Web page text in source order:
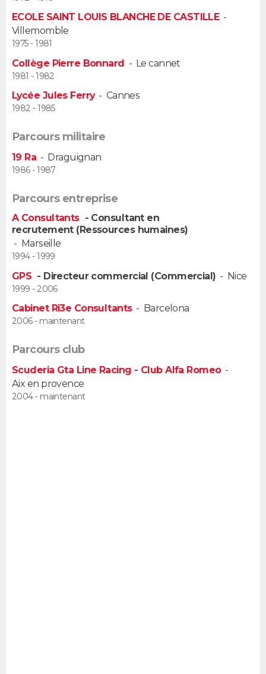
Alimentation
Guide de la santé
Maladies
Médicaments
Sommeil
VOYAGE
BONS PLANS
CARTE DE VOEUX
Carte de Noël
Carte Bonne année
Carte Saint-Valentin
Carte Pâques
Carte d'anniversaire
DICTIONNAIRE
PROGRAMME TV
COPAINS D'AVANT
S'inscrire
Se connecter
Lycées
Collèges
Primaires
Universités
Entreprises
Service militaire
Avis de recherche
AVIS DE DÉCÈS
FORUM
ECOLE SAINT LOUIS BLANCHE DE CASTILLE-
Villemomble
1975 - 1981
Collège Pierre Bonnard - Le cannet
1981 - 1982
Lycée Jules Ferry- Cannes
1982 - 1985
Parcours militaire
19 Ra - Draguignan
1986 - 1987
Parcours entreprise
A Consultants - Consultant en
recrutement (Ressources humaines)
- Marseille
1994 - 1999
GPS - Directeur commercial (Commercial) - Nice
1999 - 2006
Cabinet Ri3e Consultants- Barcelona
2006 - maintenant
Parcours club
Scuderia Gta Line Racing - Club Alfa Romeo-
Aix en provence
2004 - maintenant